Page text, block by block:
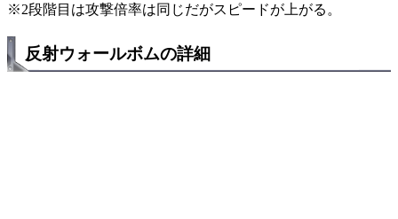
※2段階目は攻撃倍率は同じだがスピードが上がる。
反射ウォールボムの詳細